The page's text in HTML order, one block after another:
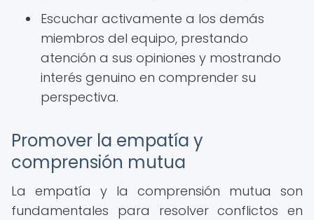
Escuchar activamente a los demás
miembros del equipo, prestando
atención a sus opiniones y mostrando
interés genuino en comprender su
perspectiva.
Promover la empatía y
comprensión mutua
La empatía y la comprensión mutua son
fundamentales para resolver conflictos en